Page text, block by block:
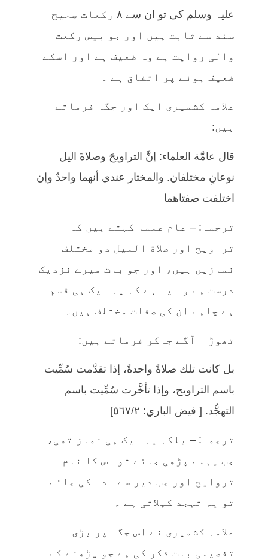
علیہ وسلم کی تو ان سے ۸ رکعات صحیح
سند سے ثابت ہیں اور جو بیس رکعت
والی روایت ہے وہ ضعیف ہے اور اسکے
ضعیف ہونے پر اتفاق ہے ۔
علامہ کشمیری ایک اور جگہ فرماتے
ہیں:
قال عامَّة العلماء: إنَّ التراويحَ وصلاةَ اليل
نوعانِ مختلفان. والمختار عندي أنهما واحدٌ وإن
اختلفت صفتاهما
ترجمہ: – عام علما کہتے ہیں کہ
تراویح اور صلاة الليل دو مختلف
نمازیں ہیں، اور جو بات میرے نزدیک
درست ہے وہ یہ ہے کہ یہ ایک ہی قسم
ہے چاہے ان کی صفات مختلف ہیں۔
تھوڑا آگے جاکر فرماتے ہیں:
بل كانت تلك صلاةً واحدةً، إذا تقدَّمت سُمِّيت
باسم التراويح، وإذا تأخَّرت سُمِّيت باسم
التهجُّد. [ فيض الباري: ٥٦٧/٢]
ترجمہ: – بلکہ یہ ایک ہی نماز تھی،
جب پہلے پڑھی جائے تو اس کا نام
تروایح اور جب دیر سے ادا کی جائے
تو یہ تہجد کہلاتی ہے ۔
علامہ کشمیری نے اس جگہ پر بڑی
تفصیلی بات ذکر کی ہے جو پڑھنے کے